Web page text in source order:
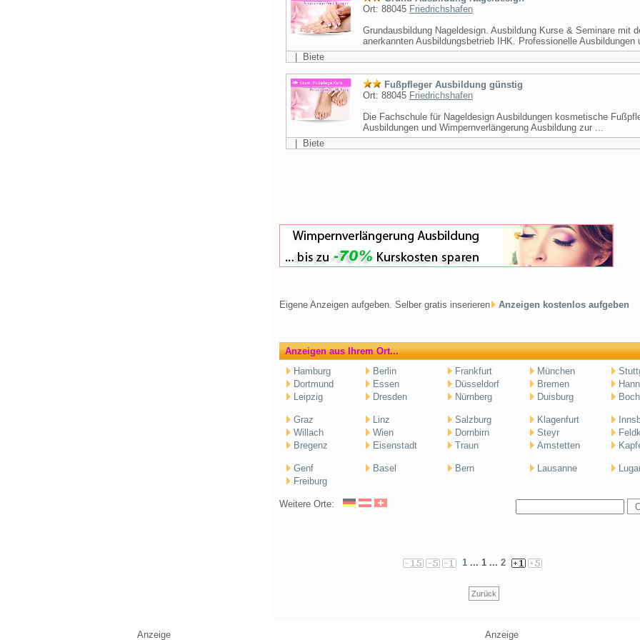
Ort: 88045 Friedrichshafen
Grundausbildung Nageldesign. Ausbildung Kurse & Seminare mit
anerkannten Ausbildungsbetrieb IHK. Professionelle Ausbildungen
| Biete
Fußpfleger Ausbildung günstig
Ort: 88045 Friedrichshafen
Die Fachschule für Nageldesign Ausbildungen kosmetische
Ausbildungen und Wimpernverlängerung Ausbildung zur ...
| Biete
Eigene Anzeigen aufgeben. Selber gratis inserieren Anzeigen kostenlos aufgeben
Anzeigen aus Ihrem Ort...
Hamburg
Berlin Frankfurt München
Dortmund
Essen Düsseldorf Bremen
Leipzig
Dresden Nürnberg Duisburg
Graz Linz Salzburg Klagenfurt
Willach
Wien Dornbirn Steyr
Bregenz
Eisenstadt Traun Amstetten
Genf Basel Bern Lausanne
Freiburg
Weitere Orte:
1... 1 ... 2
Zurück
Anzeige Anzeige